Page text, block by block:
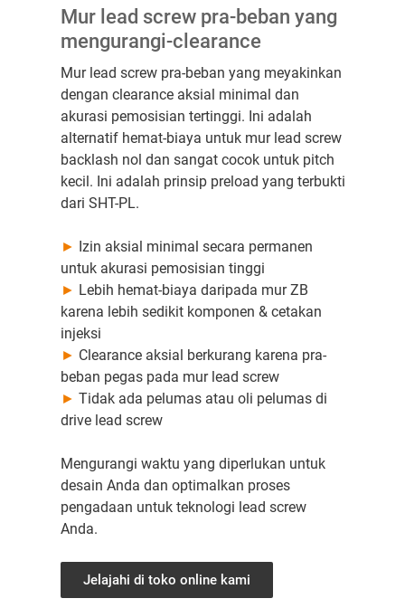
Mur lead screw pra-beban yang
mengurangi-clearance
Mur lead screw pra-beban yang meyakinkan
dengan clearance aksial minimal dan
akurasi pemosisian tertinggi. Ini adalah
alternatif hemat-biaya untuk mur lead screw
backlash nol dan sangat cocok untuk pitch
kecil. Ini adalah prinsip preload yang terbukti
dari SHT-PL.
► Izin aksial minimal secara permanen
untuk akurasi pemosisian tinggi
► Lebih hemat-biaya daripada mur ZB
karena lebih sedikit komponen & cetakan
injeksi
► Clearance aksial berkurang karena pra-
beban pegas pada mur lead screw
► Tidak ada pelumas atau oli pelumas di
drive lead screw
Mengurangi waktu yang diperlukan untuk
desain Anda dan optimalkan proses
pengadaan untuk teknologi lead screw
Anda.
Jelajahi di toko online kami